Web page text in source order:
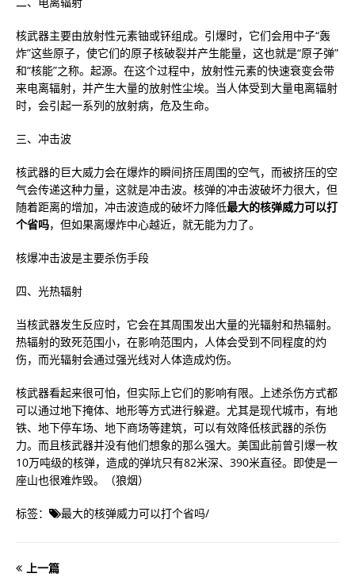
核武器主要由放射性元素铀或钚组成。引爆时，它们会用中子“轰
炸”这些原子，使它们的原子核破裂并产生能量，这也就是“原子弹”
和“核能”之称。起源。在这个过程中，放射性元素的快速衰变会带
来电离辐射，并产生大量的放射性尘埃。当人体受到大量电离辐射
时，会引起一系列的放射病，危及生命。
三、冲击波
核武器的巨大威力会在爆炸的瞬间挤压周围的空气，而被挤压的空
气会传递这种力量，这就是冲击波。核弹的冲击波破坏力很大，但
随着距离的增加，冲击波造成的破坏力降低最大的核弹威力可以打
个省吗，但如果离爆炸中心越近，就无能为力了。
核爆冲击波是主要杀伤手段
四、光热辐射
当核武器发生反应时，它会在其周围发出大量的光辐射和热辐射。
热辐射的致死范围小，在影响范围内，人体会受到不同程度的灼
伤，而光辐射会通过强光线对人体造成灼伤。
核武器看起来很可怕，但实际上它们的影响有限。上述杀伤方式都
可以通过地下掩体、地形等方式进行躲避。尤其是现代城市，有地
铁、地下停车场、地下商场等建筑，可以有效降低核武器的杀伤
力。而且核武器并没有他们想象的那么强大。美国此前曾引爆一枚
10万吨级的核弹，造成的弹坑只有82米深、390米直径。即使是一
座山也很难炸毁。（狼烟）
标签： 最大的核弹威力可以打个省吗/
上一篇